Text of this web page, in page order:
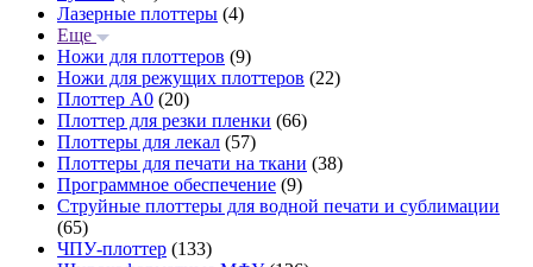
Лазерные плоттеры (4)
Еще
Ножи для плоттеров (9)
Ножи для режущих плоттеров (22)
Плоттер А0 (20)
Плоттер для резки пленки (66)
Плоттеры для лекал (57)
Плоттеры для печати на ткани (38)
Программное обеспечение (9)
Струйные плоттеры для водной печати и сублимации
(65)
ЧПУ-плоттер (133)